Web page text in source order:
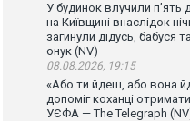
У будинок влучили п’ять
на Київщині внаслідок
загинули дідусь, бабуся
онук (NV)
08.08.2026, 19:15
«Або ти йдеш, або вона
допоміг коханці
УЄФА — The Telegraph